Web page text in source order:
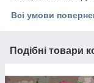
Всі умови
Подібні товари